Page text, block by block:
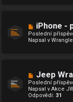
p
ě
v
e
N
o
v
ý
p
ě
v
e
iPhone -
Poslední
Napsal v
o
v
ý
p
Jeep
Poslední
Napsal v Akce
Odpovědi: 31